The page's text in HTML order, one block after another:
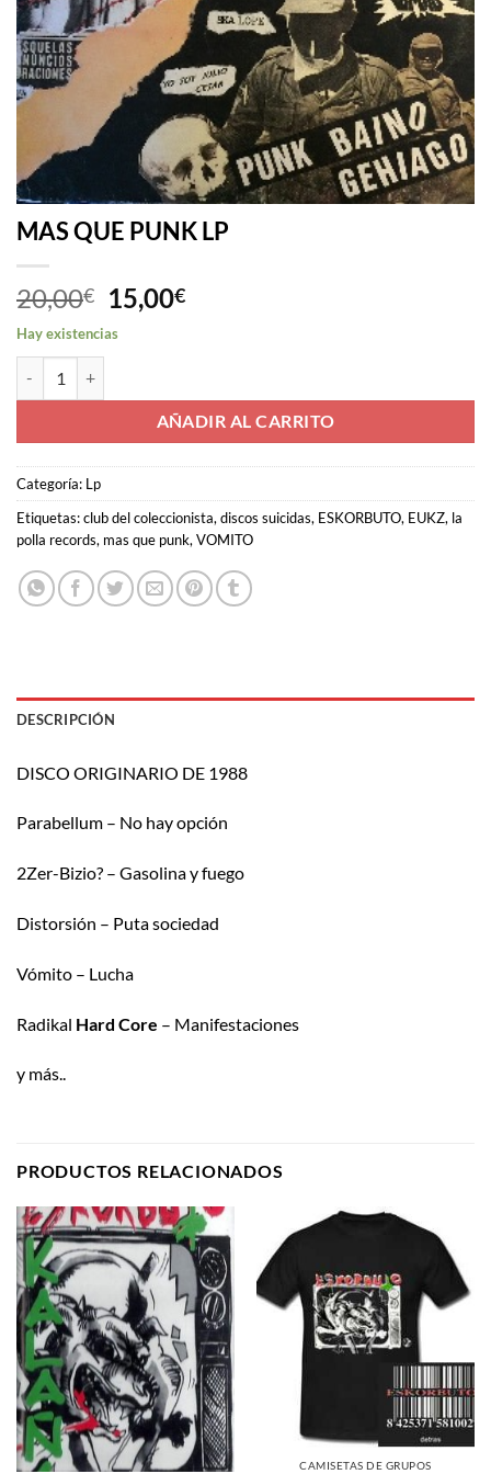
MAS QUE PUNK LP
20,00€
El
precio
original
20,00€.
15,00€El
15,00€.
Hay existencias
AÑADIR AL CARRITO
Categoría: Lp
Etiquetas:club del coleccionista, discos suicidas, ESKORBUTO, EUKZ, la
polla records, mas que punk, VOMITO
DESCRIPCIÓN
DISCO ORIGINARIO DE 1988
Parabellum – No hay opción
2Zer-Bizio? – Gasolina y fuego
Distorsión – Puta sociedad
Vómito – Lucha
Radikal Hard Core – Manifestaciones
y más..
PRODUCTOS RELACIONADOS
CAMISETAS DE GRUPOS